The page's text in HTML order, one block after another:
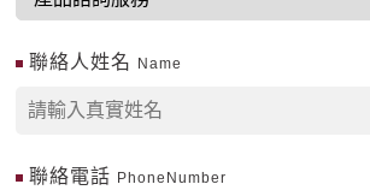
聯絡人姓名 Name
聯絡電話 PhoneNumber